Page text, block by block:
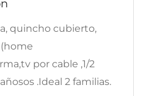
quincho cubierto,
por cable ,1/2
.Ideal 2 familias.